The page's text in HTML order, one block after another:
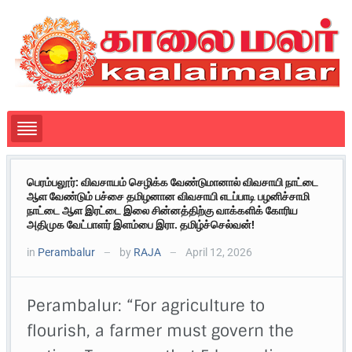
பெரம்பலூர்: விவசாயம் செழிக்க வேண்டுமானால் விவசாயி நாட்டை
ஆள வேண்டும் பச்சை தமிழனான விவசாயி எடப்பாடி பழனிச்சாமி
நாட்டை ஆள இரட்டை இலை சின்னத்திற்கு வாக்களிக் கோரிய
அதிமுக வேட்பாளர் இளம்பை இரா. தமிழ்ச்செல்வன்!
in Perambalur — by RAJA — April 12, 2026
Perambalur: “For agriculture to
flourish, a farmer must govern the